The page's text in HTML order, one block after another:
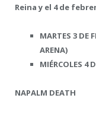
Reina y el 4 de
MARTES 3 DE
ARENA)
MIÉRCOLES 4
NAPALM DEATH